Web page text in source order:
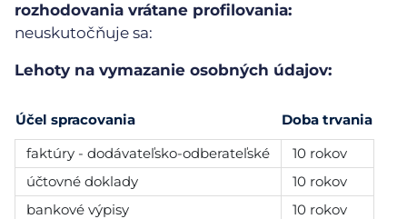
rozhodovania vrátane profilovania:
neuskutočňuje sa:
Lehoty na vymazanie osobných údajov:
Účel spracovania
Doba trvania
faktúry - dodávateľsko-odberateľské
10 rokov
účtovné doklady
10 rokov
bankové výpisy
10 rokov